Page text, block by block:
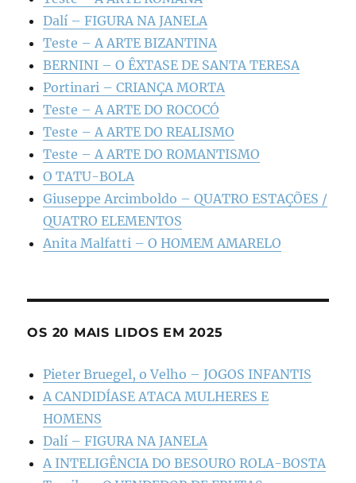
Dalí – FIGURA NA JANELA
Teste – A ARTE BIZANTINA
BERNINI – O ÊXTASE DE SANTA TERESA
Portinari – CRIANÇA MORTA
Teste – A ARTE DO ROCOCÓ
Teste – A ARTE DO REALISMO
Teste – A ARTE DO ROMANTISMO
O TATU-BOLA
Giuseppe Arcimboldo – QUATRO ESTAÇÕES /
QUATRO ELEMENTOS
Anita Malfatti – O HOMEM AMARELO
OS 20 MAIS LIDOS EM 2025
Pieter Bruegel, o Velho – JOGOS INFANTIS
A CANDIDÍASE ATACA MULHERES E
HOMENS
Dalí – FIGURA NA JANELA
A INTELIGÊNCIA DO BESOURO ROLA-BOSTA